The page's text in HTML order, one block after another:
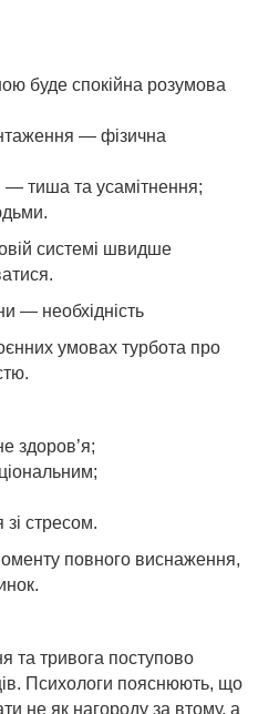
буде спокійна розумова
— фізична
— тиша та усамітнення;
системі швидше
— необхідність
умовах турбота про
здоров’я;
стресом.
повного виснаження,
та тривога поступово
Психологи пояснюють, що
не як нагороду за втому, а